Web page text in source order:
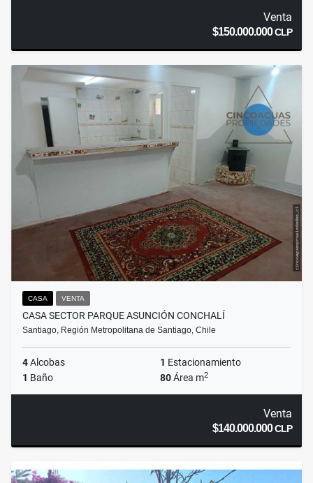
Venta
$150.000.000CLP
CASA VENTA
CASA SECTOR PARQUE ASUNCIÓN CONCHALÍ
Santiago, Región Metropolitana de Santiago, Chile
4Alcobas 1 Estacionamiento
1 Baño 80Área m2
Venta
$140.000.000CLP